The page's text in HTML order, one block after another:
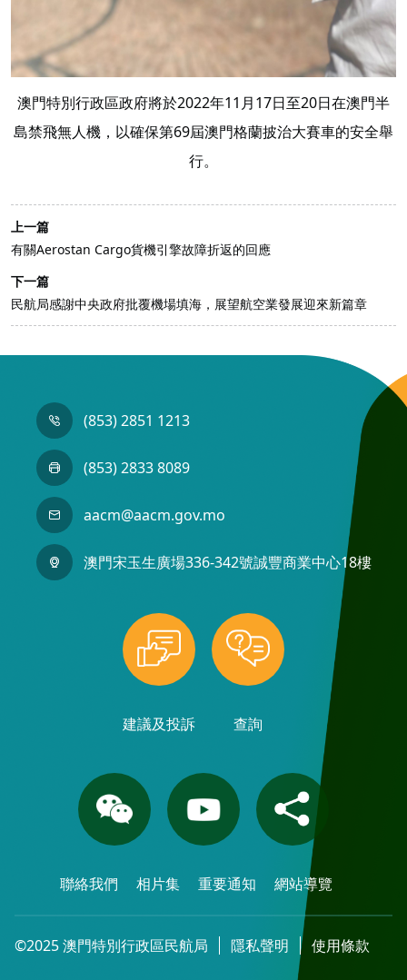
澳門特別行政區政府將於2022年11月17日至20日在澳門半
島禁飛無人機，以確保第69屆澳門格蘭披治大賽車的安全舉
行。
上一篇
有關Aerostan Cargo貨機引擎故障折返的回應
下一篇
民航局感謝中央政府批覆機場填海，展望航空業發展迎來新篇章
(853) 2851 1213
(853) 2833 8089
aacm@aacm.gov.mo
澳門宋玉生廣場336-342號誠豐商業中心18樓
建議及投訴 查詢
聯絡我們 相片集 重要通知 網站導覽
©2025 澳門特別行政區民航局 隱私聲明 使用條款